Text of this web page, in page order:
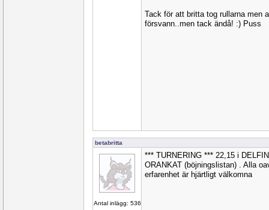
Tack för att britta tog rullarna men
försvann..men tack ändå! :) Puss
betabritta
Antal inlägg: 536
*** TURNERING *** 22,15 i
ORANKAT (böjningslistan) . Alla
erfarenhet är hjärtligt välkomna